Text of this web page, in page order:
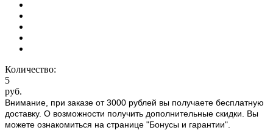
Количество:
5
руб.
Внимание, при заказе от 3000 рублей вы получаете бесплатную
доставку. О возможности получить дополнительные скидки. Вы
можете ознакомиться на странице "Бонусы и гарантии".